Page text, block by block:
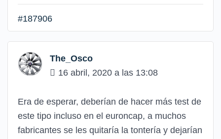
#187906
The_Osco
16 abril, 2020 a las 13:08
Era de esperar, deberían de hacer más test de
este tipo incluso en el euroncap, a muchos
fabricantes se les quitaría la tontería y dejarían